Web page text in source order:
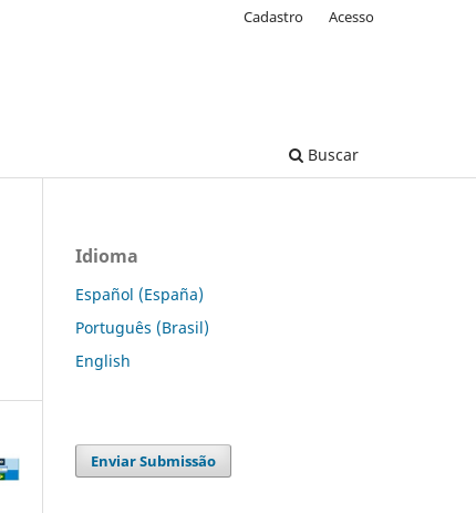
Buscar
Cadastro Acesso
Idioma
Español (España)
Português (Brasil)
English
Enviar Submissão